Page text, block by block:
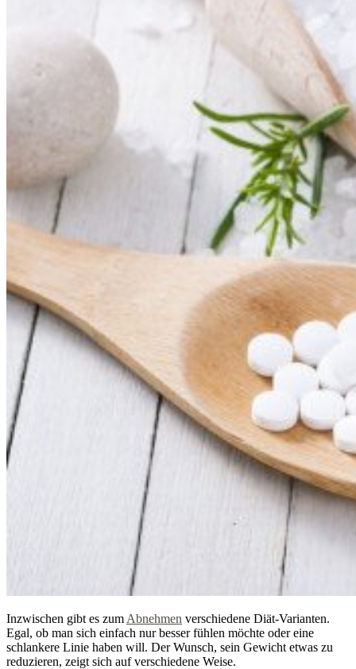
Inzwischen gibt es zum Abnehmen verschiedene Diät-Varianten.
Egal, ob man sich einfach nur besser fühlen möchte oder eine
schlankere Linie haben will. Der Wunsch, sein Gewicht etwas zu
reduzieren, zeigt sich auf verschiedene Weise.